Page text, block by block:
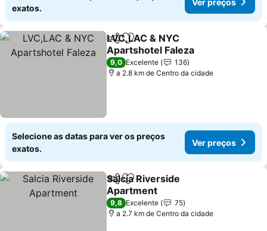
exatos.
PartilharAdicionar aos favoritos
LVC,LAC & NYC
Apartshotel Faleza
Ver preços
9,0 Excelente
136
a 2.8 km de Centro da cidade
Selecione as datas para ver os preços
exatos.
Ver preços
PartilharAdicionar aos favoritos
Salcia Riverside
Apartment
Ver preços
9,8 Excelente
75
a 2.7 km de Centro da cidade